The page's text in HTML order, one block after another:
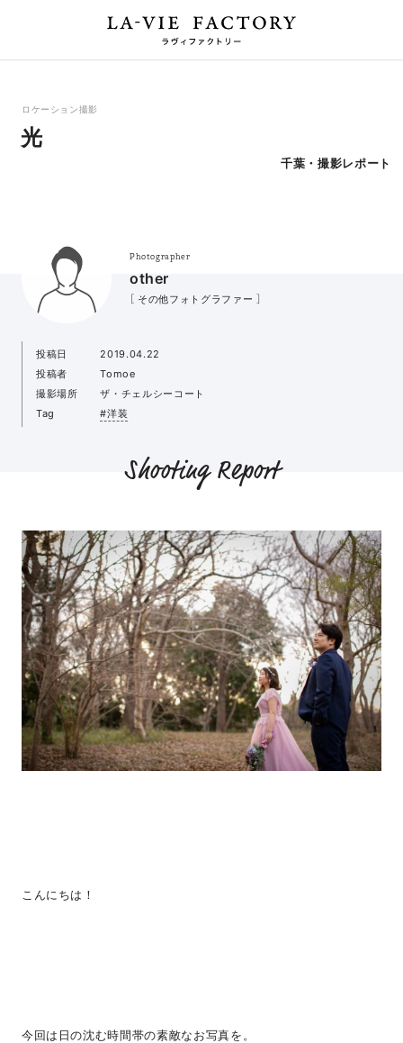
ロケーション撮影
光
千葉・撮影レポート
Photographer
other
［ その他フォトグラファー ］
投稿日
2019.04.22
投稿者
Tomoe
撮影場所
ザ・チェルシーコート
Tag
#洋装
Shooting Report
こんにちは！
今回は日の沈む時間帯の素敵なお写真を。